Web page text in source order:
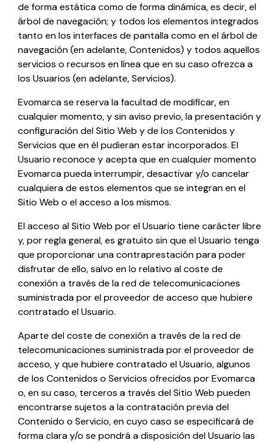
de forma estática como de forma dinámica, es decir, el
árbol de navegación; y todos los elementos integrados
tanto en los interfaces de pantalla como en el árbol de
navegación (en adelante, Contenidos) y todos aquellos
servicios o recursos en línea que en su caso ofrezca a
los Usuarios (en adelante, Servicios).
Evomarcase reserva la facultad de modificar, en
cualquier momento, y sin aviso previo, la presentación y
configuración del Sitio Web y de los Contenidos y
Servicios que en él pudieran estar incorporados. El
Usuario reconoce y acepta que en cualquier momento
Evomarcapueda interrumpir, desactivar y/o cancelar
cualquiera de estos elementos que se integran en el
Sitio Web o el acceso a los mismos.
El acceso al Sitio Web por el Usuario tiene carácter libre
y, por regla general, es gratuito sin que el Usuario tenga
que proporcionar una contraprestación para poder
disfrutar de ello, salvo en lo relativo al coste de
conexión a través de la red de telecomunicaciones
suministrada por el proveedor de acceso que hubiere
contratado el Usuario.
Aparte del coste de conexión a través de la red de
telecomunicaciones suministrada por el proveedor de
acceso, y que hubiere contratado el Usuario, algunos
de los Contenidos o Servicios ofrecidos porEvomarca
o, en su caso, terceros a través del Sitio Web pueden
encontrarse sujetos a la contratación previa del
Contenido o Servicio, en cuyo caso se especificará de
forma clara y/o se pondrá a disposición del Usuario las